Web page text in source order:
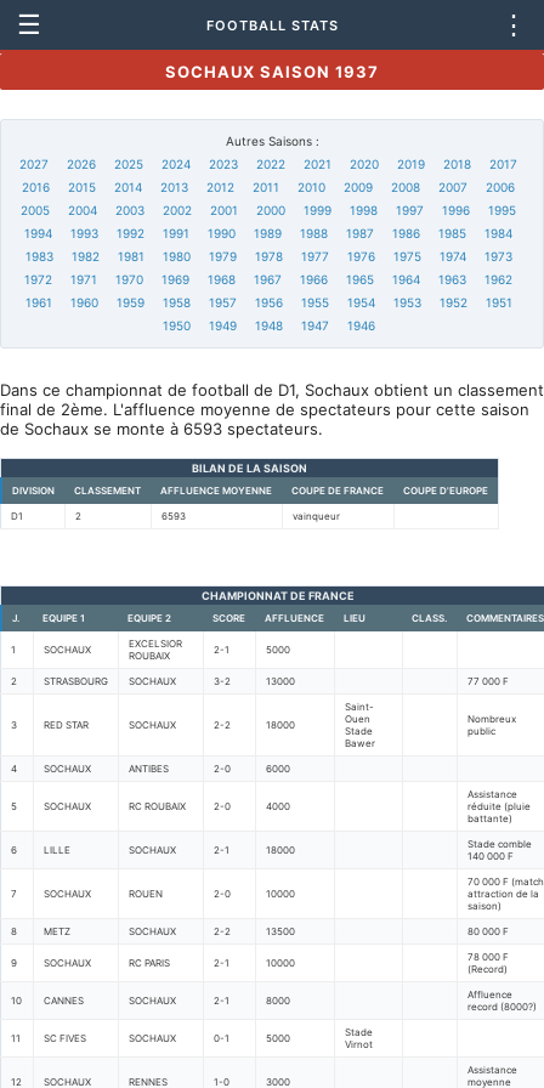
☰ FOOTBALL STATS ⋮
SOCHAUX SAISON 1937
Autres Saisons :
2027
2026 2025 2024 2023 2022 2021 2020 2019 2018
2017
2016
2015 2014 2013 2012 2011 2010 2009 2008 2007
2006
2005
2004 2003 2002 2001 2000 1999 1998 1997 1996
1995
1994
1993 1992 1991 1990 1989 1988 1987 1986 1985
1984
1983
1982 1981 1980 1979 1978 1977 1976 1975 1974
1973
1972
1971 1970 1969 1968 1967 1966 1965 1964 1963
1962
1961
1960 1959 1958 1957 1956 1955 1954 1953 1952
1951
1950
1949 1948 1947 1946
Dans ce championnat de football de D1, Sochaux obtient un classement
final de 2ème. L'affluence moyenne de spectateurs pour cette saison
de Sochaux se monte à 6593 spectateurs.
BILAN DE LA SAISON
DIVISION CLASSEMENT AFFLUENCE MOYENNE COUPE DE FRANCE COUPE D'EUROPE
D1 2 6593 vainqueur
CHAMPIONNAT DE FRANCE
J. EQUIPE 1 EQUIPE 2 SCORE AFFLUENCE LIEU CLASS. COMMENTAIRES
1 SOCHAUX
EXCELSIOR
ROUBAIX
2-1 5000
2 STRASBOURG SOCHAUX 3-2 13000 77 000 F
3 RED STAR SOCHAUX 2-2 18000
Saint-
Ouen
Stade
Bawer
Nombreux
public
4 SOCHAUX ANTIBES 2-0 6000
5 SOCHAUX RC ROUBAIX 2-0 4000
Assistance
réduite (pluie
battante)
6 LILLE SOCHAUX 2-1 18000
Stade comble
140 000 F
7 SOCHAUX ROUEN 2-0 10000
70 000 F (match
attraction de la
saison)
8 METZ SOCHAUX 2-2 13500 80 000 F
9 SOCHAUX RC PARIS 2-1 10000
78 000 F
(Record)
10 CANNES SOCHAUX 2-1 8000
Affluence
record (8000?)
11 SC FIVES SOCHAUX 0-1 5000
Stade
Virnot
12 SOCHAUX RENNES 1-0 3000
Assistance
moyenne